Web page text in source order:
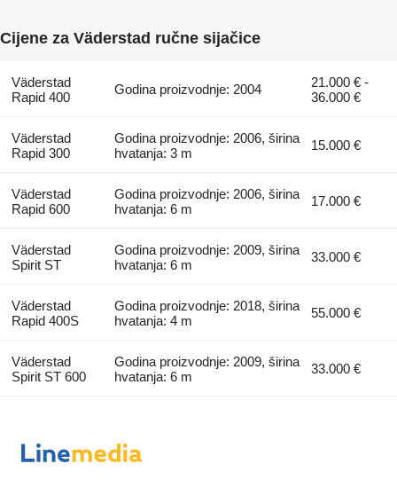
Cijene za Väderstad ručne sijačice
Väderstad
Rapid 400
Godina proizvodnje: 2004
21.000 € -
36.000 €
Väderstad
Rapid 300
Godina proizvodnje: 2006, širina
hvatanja: 3 m
15.000 €
Väderstad
Rapid 600
Godina proizvodnje: 2006, širina
hvatanja: 6 m
17.000 €
Väderstad
Spirit ST
Godina proizvodnje: 2009, širina
hvatanja: 6 m
33.000 €
Väderstad
Rapid 400S
Godina proizvodnje: 2018, širina
hvatanja: 4 m
55.000 €
Väderstad
Spirit ST 600
Godina proizvodnje: 2009, širina
hvatanja: 6 m
33.000 €